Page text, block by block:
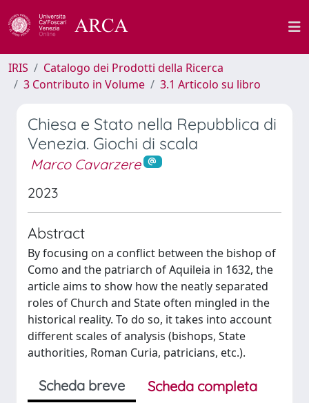
IRIS
Catalogo dei Prodotti della Ricerca
3 Contributo in Volume
3.1 Articolo su libro
Chiesa e Stato nella Repubblica di
Venezia. Giochi di scala
Marco Cavarzere
2023
Abstract
By focusing on a conflict between the bishop of
Como and the patriarch of Aquileia in 1632, the
article aims to show how the neatly separated
roles of Church and State often mingled in the
historical reality. To do so, it takes into account
different scales of analysis (bishops, State
authorities, Roman Curia, patricians, etc.).
Scheda breve
Scheda completa